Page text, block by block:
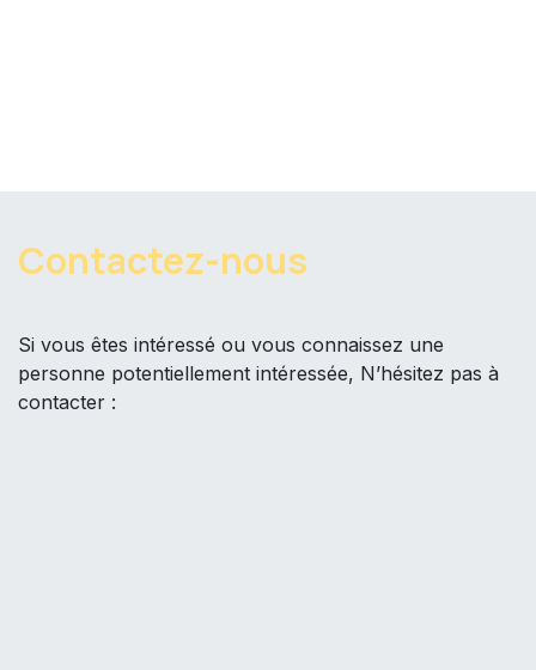
Contactez-nous ​
Si vous êtes intéressé ou vous connaissez une
personne potentiellement intéressée, N’hésitez pas à
contacter :